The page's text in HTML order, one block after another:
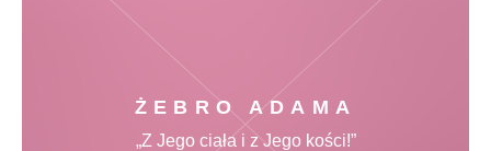
ŻEBRO ADAMA
„Z Jego ciała i z Jego kości!”